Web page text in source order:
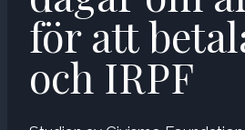
för att
och IRPF